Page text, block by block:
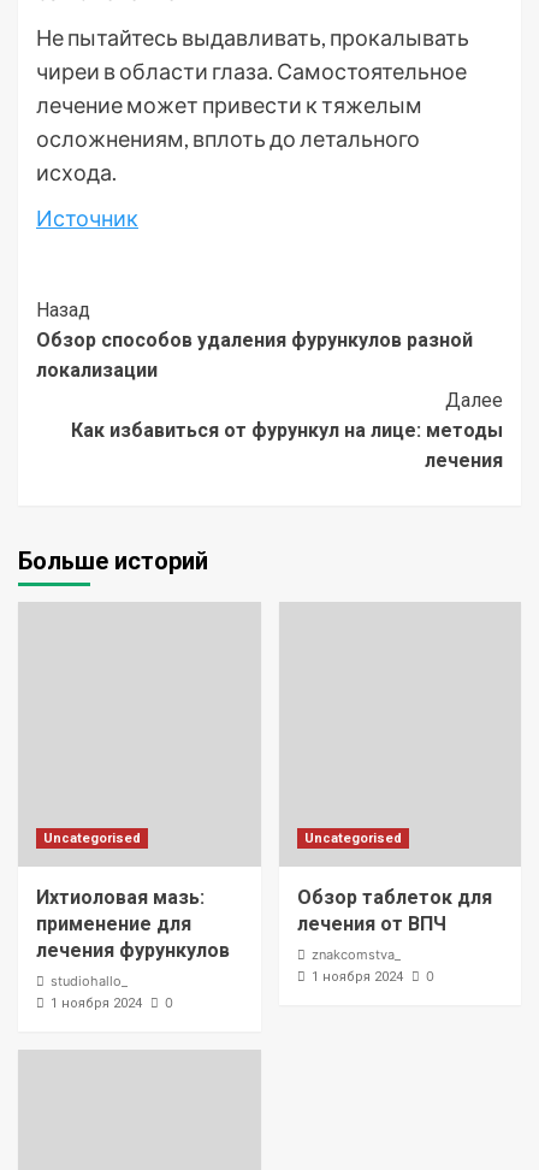
Не пытайтесь выдавливать, прокалывать
чиреи в области глаза. Самостоятельное
лечение может привести к тяжелым
осложнениям, вплоть до летального
исхода.
Источник
Post
Navigation
Назад
Обзор способов удаления фурункулов разной
локализации
Далее
Как избавиться от фурункул на лице: методы
лечения
Больше историй
Uncategorised
Ихтиоловая мазь:
применение для
лечения фурункулов
studiohallo_
1 ноября 2024 0
Uncategorised
Обзор таблеток для
лечения от ВПЧ
znakcomstva_
1 ноября 2024 0